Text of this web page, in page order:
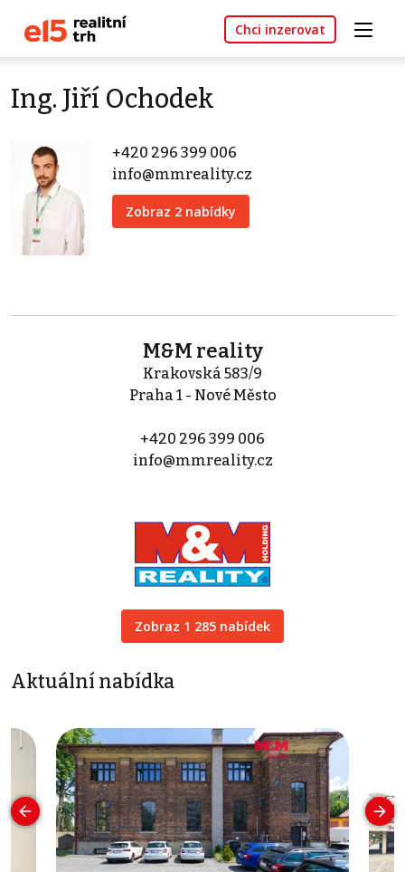
Chci inzerovat
Ing. Jiří Ochodek
+420 296 399 006
info@mmreality.cz
Zobraz 2 nabídky
M&M reality
Krakovská 583/9
Praha 1 - Nové Město
+420 296 399 006
info@mmreality.cz
Zobraz 1 285 nabídek
Aktuální nabídka